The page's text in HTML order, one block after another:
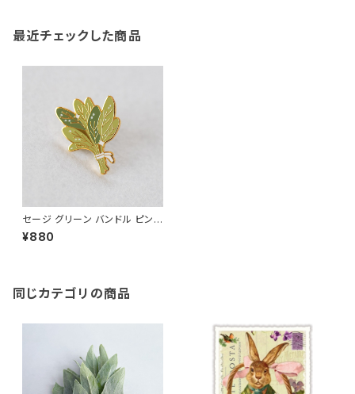
最近チェックした商品
セージ グリーン バンドル ピンバ
ッジ Sage
¥880
同じカテゴリの商品